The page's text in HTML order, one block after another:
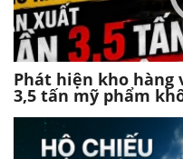
Phát hiện kho hàng
3,5 tấn mỹ phẩm